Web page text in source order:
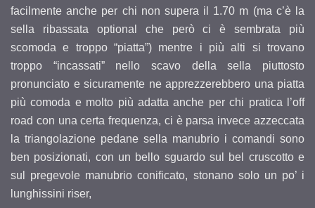
facilmente anche per chi non supera il 1.70 m (ma c’è la
sella ribassata optional che però ci è sembrata più
scomoda e troppo “piatta”) mentre i più alti si trovano
troppo “incassati” nello scavo della sella piuttosto
pronunciato e sicuramente ne apprezzerebbero una piatta
più comoda e molto più adatta anche per chi pratica l’off
road con una certa frequenza, ci è parsa invece azzeccata
la triangolazione pedane sella manubrio i comandi sono
ben posizionati, con un bello sguardo sul bel cruscotto e
sul pregevole manubrio conificato, stonano solo un po’ i
lunghissini riser,